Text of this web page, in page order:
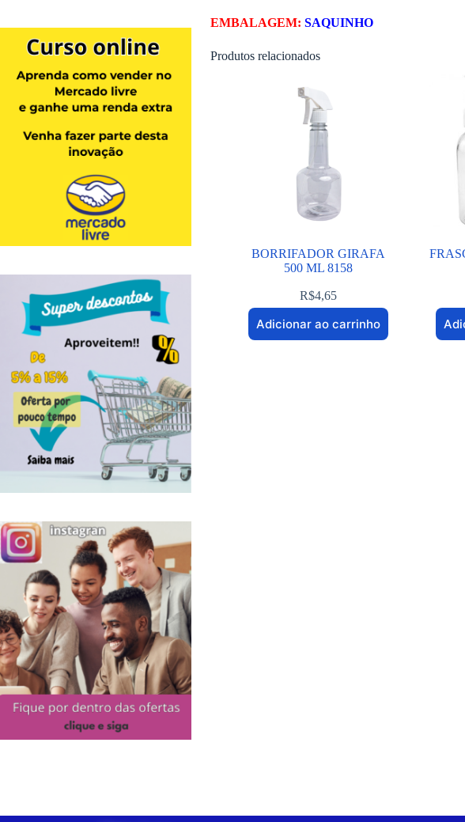
EMBALAGEM:SAQUINHO
Produtos relacionados
BORRIFADOR GIRAFA
500 ML 8158
R$4,65
Adicionar ao carrinho